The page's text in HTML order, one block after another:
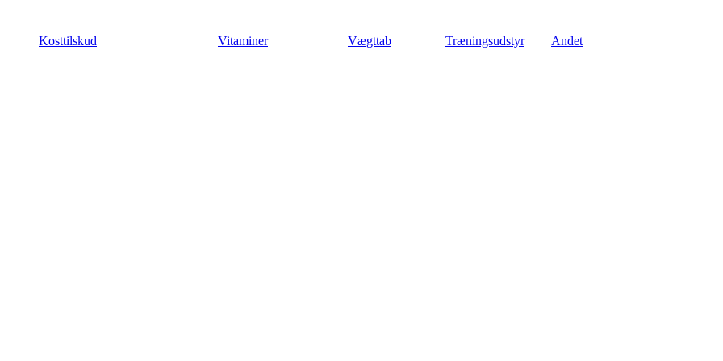
indholdKosttilskud Vitaminer Vægttab Træningsudstyr Andet